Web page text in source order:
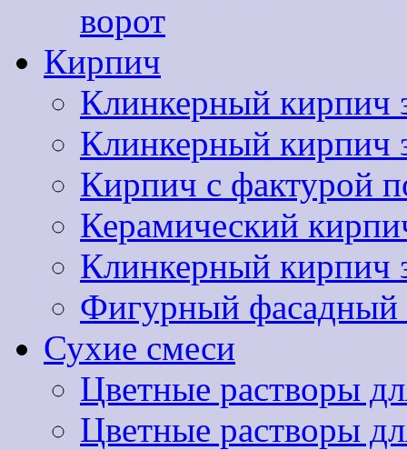
ворот
Кирпич
Клинкерный кирпич
Клинкерный кирпич
Кирпич с фактурой
Керамический
Клинкерный кирпич
Фигурный фасадный
Сухие смеси
Цветные растворы
Цветные растворы